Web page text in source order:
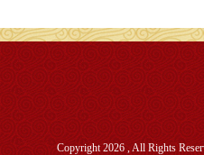
Copyright 2026 , All Rights